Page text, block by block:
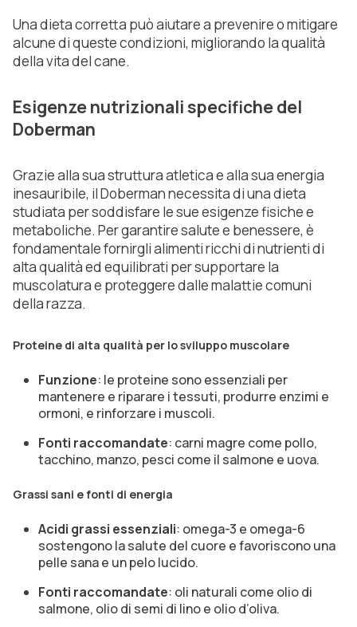
Una dieta corretta può aiutare a prevenire o mitigare
alcune di queste condizioni, migliorando la qualità
della vita del cane.
Esigenze nutrizionali specifiche del
Doberman
Grazie alla sua struttura atletica e alla sua energia
inesauribile, il Doberman necessita di una dieta
studiata per soddisfare le sue esigenze fisiche e
metaboliche. Per garantire salute e benessere, è
fondamentale fornirgli alimenti ricchi di nutrienti di
alta qualità ed equilibrati per supportare la
muscolatura e proteggere dalle malattie comuni
della razza.
Proteine di alta qualità per lo sviluppo muscolare
Funzione: le proteine sono essenziali per
mantenere e riparare i tessuti, produrre enzimi e
ormoni, e rinforzare i muscoli.
Fonti raccomandate: carni magre come pollo,
tacchino, manzo, pesci come il salmone e uova.
Grassi sani e fonti di energia
Acidi grassi essenziali: omega-3 e omega-6
sostengono la salute del cuore e favoriscono una
pelle sana e un pelo lucido.
Fonti raccomandate: oli naturali come olio di
salmone, olio di semi di lino e olio d’oliva.